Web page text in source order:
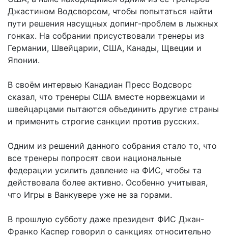
Джастином Водсворсом, чтобы попытаться найти
пути решения насущных допинг-проблем в лыжных
гонках. На собрании присуствовали тренеры из
Германии, Швейцарии, США, Канады, Щвеции и
Японии.
В своём интервью Канадиан Пресс Водсворс
сказал, что тренеры США вместе норвежцами и
швейцарцами пытаются объединить другие страны
и применить строгие санкции против русских.
Одним из решений данного собрания стало то, что
все тренеры попросят свои национальные
федерации усилить давление на ФИС, чтобы та
действовала более активно. Особенно учитывая,
что Игры в Ванкувере уже не за горами.
В прошлую субботу даже президент ФИС Джан-
Франко Каспер говорил о санкциях относительно